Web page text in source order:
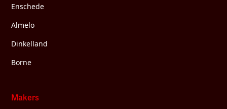
Enschede
Almelo
Dinkelland
Borne
Makers